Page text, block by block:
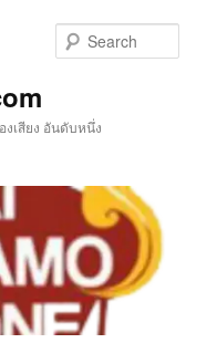
งเสียง อันดับหนึ่ง